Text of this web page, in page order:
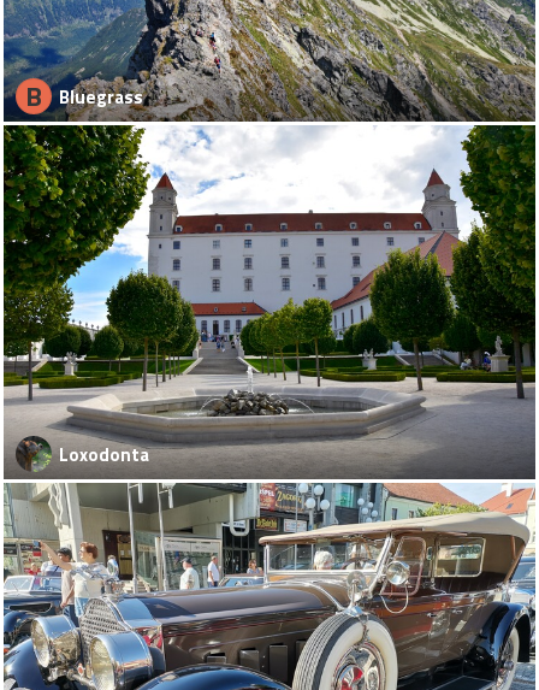
B Bluegrass
Loxodonta